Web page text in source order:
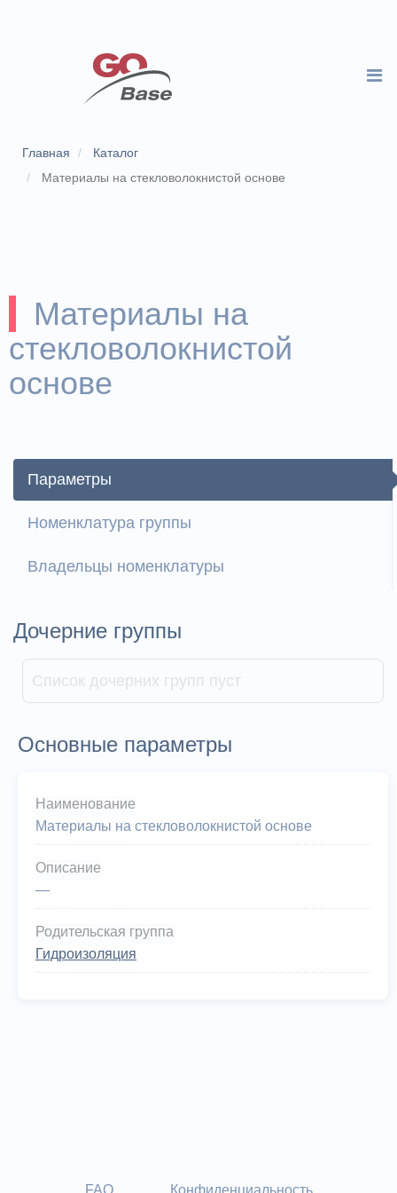
Главная
Каталог
Материалы на стекловолокнистой основе
Материалы на
стекловолокнистой
основе
Параметры
Номенклатура группы
Владельцы номенклатуры
Дочерние группы
Список дочерних групп пуст
Основные параметры
Наименование
Материалы на стекловолокнистой основе
Описание
—
Родительская группа
Гидроизоляция